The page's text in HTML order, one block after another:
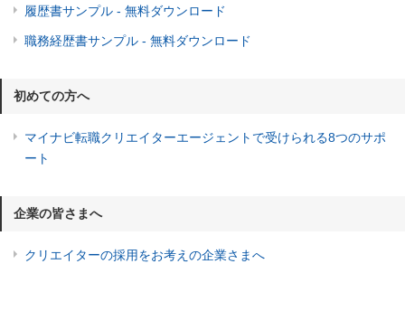
履歴書サンプル - 無料ダウンロード
職務経歴書サンプル - 無料ダウンロード
初めての方へ
マイナビ転職クリエイターエージェントで受けられる8つのサポ
ート
企業の皆さまへ
クリエイターの採用をお考えの企業さまへ